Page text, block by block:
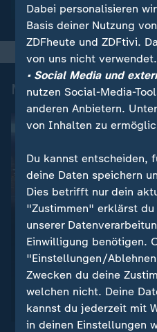
Mehr zur Handball-
Köster & Knorr - Auf
Weg an die Handball-
Weltspitze
Dabei personalisieren
Basis deiner Nutzung
ZDFheute und ZDFtivi.
von uns nicht verwendet.
• Social Media und
nutzen Social-Media-
anderen Anbietern.
von Inhalten zu
Du kannst entscheiden,
deine Daten speichern
Dies betrifft nur dein
"Zustimmen" erklärst du
unserer
Einwilligung benötigen.
"Einstellungen/
Zwecken du deine
welchen nicht. Deine
kannst du jederzeit mit
in deinen Einstellungen